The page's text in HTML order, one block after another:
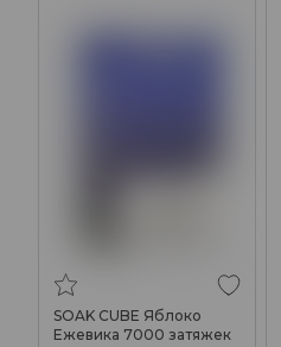
SOAK CUBE Яблоко
Ежевика 7000 затяжек